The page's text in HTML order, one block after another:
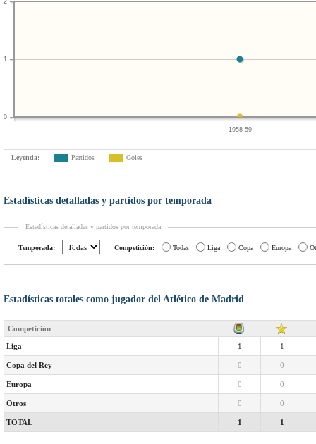
1958-59
0
1
2
Leyenda: Partidos Goles
Estadísticas detalladas y partidos por temporada
Estadísticas detalladas y partidos por temporada
Temporada: Competición: Todas Liga Copa Europa
Estadísticas totales como jugador del Atlético de Madrid
Competición
Liga 1 1
Copa del Rey 0 0
Europa 0 0
Otros 0 0
TOTAL 1 1